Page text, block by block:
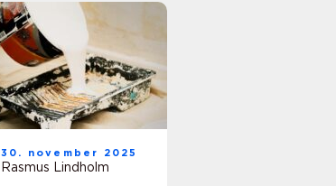
30. november 2025
Rasmus Lindholm